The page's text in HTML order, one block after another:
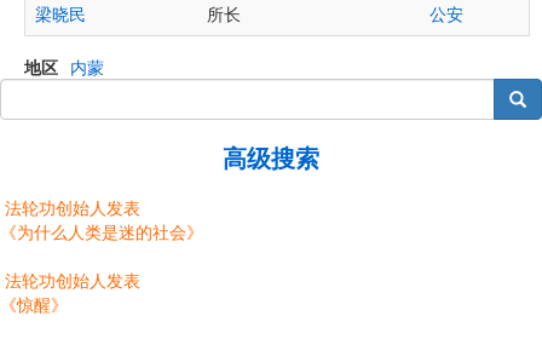
梁晓民 所长 公安
地区 内蒙
搜索
高级搜索
法轮功创始人发表
《为什么人类是迷的社会》
法轮功创始人发表
《惊醒》